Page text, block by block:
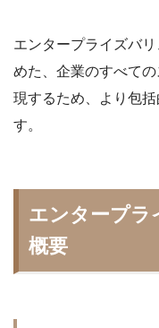
エンタープライズバ
めた、企業のすべて
現するため、より包
す。
エンタープラ
概要